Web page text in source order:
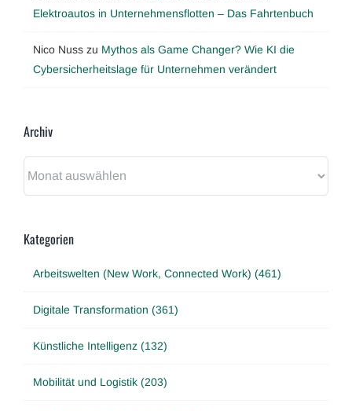
Elektroautos in Unternehmensflotten – Das Fahrtenbuch
Nico Nuss zu Mythos als Game Changer? Wie KI die
Cybersicherheitslage für Unternehmen verändert
Archiv
Kategorien
Arbeitswelten (New Work, Connected Work) (461)
Digitale Transformation (361)
Künstliche Intelligenz (132)
Mobilität und Logistik (203)